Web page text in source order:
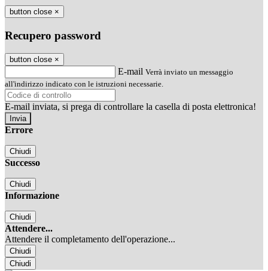
button close ×
Recupero password
button close ×
E-mail Verrà inviato un messaggio
all'indirizzo indicato con le istruzioni necessarie.
E-mail inviata, si prega di controllare la casella di posta elettronica!
Errore
Chiudi
Successo
Chiudi
Informazione
Chiudi
Attendere...
Attendere il completamento dell'operazione...
Chiudi
Chiudi